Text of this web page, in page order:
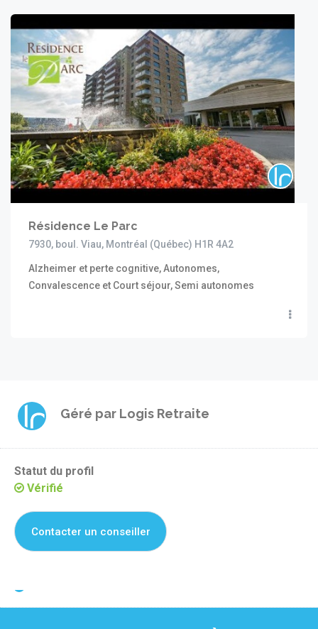
Résidence Le Parc
7930, boul. Viau, Montréal (Québec) H1R 4A2
Alzheimer et perte cognitive, Autonomes,
Convalescence et Court séjour, Semi autonomes
Géré par Logis Retraite
Statut du profil
Vérifié
Contacter un conseiller